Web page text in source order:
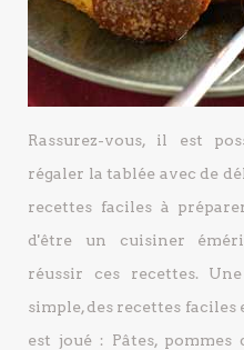
Rassurez-vous, il est
régaler la tablée avec de
recettes faciles à
d'être un cuisiner
réussir ces recettes.
simple, des recettes faciles
est joué : Pâtes, pommes